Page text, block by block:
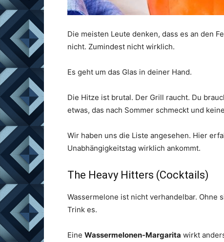
Die meisten Leute denken, dass es an den
nicht. Zumindest nicht wirklich.
Es geht um das Glas in deiner Hand.
Die Hitze ist brutal. Der Grill raucht. Du
etwas, das nach Sommer schmeckt und
Wir haben uns die Liste angesehen. Hier
Unabhängigkeitstag wirklich ankommt.
The Heavy Hitters (Cocktails)
Wassermelone ist nicht verhandelbar. Ohne
Trink es.
Eine Wassermelonen-Margarita wirkt